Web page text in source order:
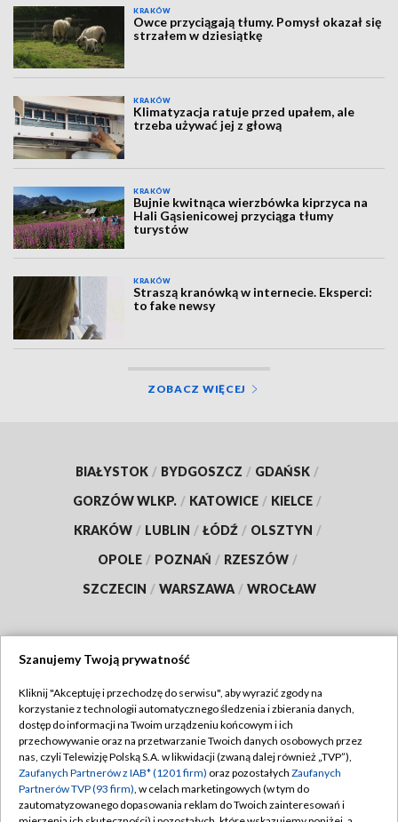
KRAKÓW
Owce przyciągają tłumy. Pomysł okazał się
strzałem w dziesiątkę
KRAKÓW
Klimatyzacja ratuje przed upałem, ale
trzeba używać jej z głową
KRAKÓW
Bujnie kwitnąca wierzbówka kiprzyca na
Hali Gąsienicowej przyciąga tłumy
turystów
KRAKÓW
Straszą kranówką w internecie. Eksperci:
to fake newsy
ZOBACZ WIĘCEJ
BIAŁYSTOK / BYDGOSZCZ / GDAŃSK /
GORZÓW WLKP. / KATOWICE / KIELCE /
KRAKÓW / LUBLIN / ŁÓDŹ / OLSZTYN /
OPOLE / POZNAŃ / RZESZÓW /
SZCZECIN / WARSZAWA / WROCŁAW
TVP
Abonament TVP
Emisja w TVP
Centrum informacji TVP
Regulamin TVP
Polityka prywatności
Moje zgody
Szanujemy Twoją prywatność
Kliknij "Akceptuję i przechodzę do serwisu", aby wyrazić zgody na
korzystanie z technologii automatycznego śledzenia i zbierania danych,
dostęp do informacji na Twoim urządzeniu końcowym i ich
przechowywanie oraz na przetwarzanie Twoich danych osobowych przez
nas, czyli Telewizję Polską S.A. w likwidacji (zwaną dalej również „TVP”),
Zaufanych Partnerów z IAB* (1201 firm) oraz pozostałych Zaufanych
Partnerów TVP (93 firm), w celach marketingowych (w tym do
zautomatyzowanego dopasowania reklam do Twoich zainteresowań i